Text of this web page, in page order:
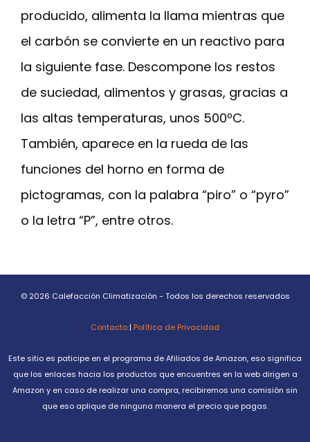
producido, alimenta la llama mientras que
el carbón se convierte en un reactivo para
la siguiente fase. Descompone los restos
de suciedad, alimentos y grasas, gracias a
las altas temperaturas, unos 500ºC.
También, aparece en la rueda de las
funciones del horno en forma de
pictogramas, con la palabra “piro” o “pyro”
o la letra “P”, entre otros.
© 2026 Calefacción Climatización - Todos los derechos reservados
Contacto | Política de Privacidad
Este sitio es paticipe en el programa de Afiliados de Amazon, eso significa
que los enlaces hacia los productos que encuentres en la web dirigen a
Amazon y en caso de realizar una compra, recibiremos una comisión sin
que eso aplique de ninguna manera el precio que pagas.